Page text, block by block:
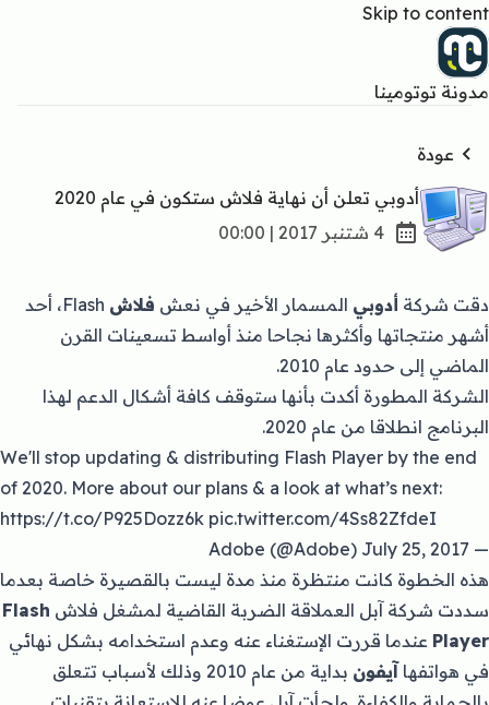
Skip to content
مدونة توتومينا
عودة
أدوبي تعلن أن نهاية فلاش ستكون في عام 2020
4 شتنبر 2017 | 00:00
دقت شركة أدوبي المسمار الأخير في نعش فلاش
Flash، أحد
أشهر منتجاتها وأكثرها نجاحا منذ أواسط تسعينات القرن
الماضي إلى حدود عام 2010.
الشركة المطورة أكدت بأنها ستوقف كافة أشكال الدعم لهذا
البرنامج انطلاقا من عام 2020.
We'll stop updating & distributing Flash Player by the end
of 2020. More about our plans & a look at what’s next:
https://t.co/P925Dozz6k pic.twitter.com/4Ss82ZfdeI
— Adobe (@Adobe)
July 25, 2017
هذه الخطوة كانت منتظرة منذ مدة ليست بالقصيرة خاصة بعدما
سددت شركة آبل العملاقة الضربة القاضية لمشغل فلاش Flash
Player عندما قررت الإستغناء عنه وعدم استخدامه بشكل نهائي
في هواتفهاآيفون
بداية من عام 2010 وذلك لأسباب تتعلق